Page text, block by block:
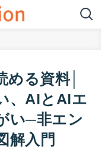
める資料│
、AIとAIエ
い─非エン
解入門